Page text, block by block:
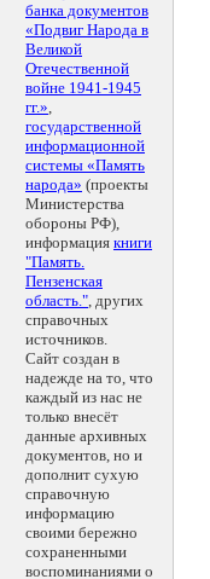
банка документов
«Подвиг Народа в
Великой
Отечественной
войне 1941-1945
гг.»,
государственной
информационной
системы «Память
народа» (проекты
Министерства
обороны РФ),
информация книги
"Память.
Пензенская
область.", других
справочных
источников.
Сайт создан в
надежде на то, что
каждый из нас не
только внесёт
данные архивных
документов, но и
дополнит сухую
справочную
информацию
своими бережно
сохраненными
воспоминаниями о